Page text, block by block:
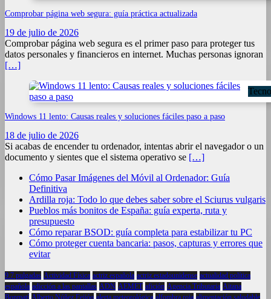
Comprobar página web segura: guía práctica actualizada
19 de julio de 2026
Comprobar página web segura es el primer paso para proteger tus
datos personales y financieros en internet. Muchas personas ignoran
[…]
Windows 11 lento: Causas reales y soluciones fáciles paso a paso
18 de julio de 2026
Si acabas de encender tu ordenador, intentas abrir el navegador o un
documento y sientes que el sistema operativo se […]
Cómo Pasar Imágenes del Móvil al Ordenador: Guía
Definitiva
Ardilla roja: Todo lo que debes saber sobre el Sciurus vulgaris
Pueblos más bonitos de España: guía experta, ruta y
presupuesto
Cómo reparar BSOD: guía completa para estabilizar tu PC
Cómo proteger cuenta bancaria: pasos, capturas y errores que
evitar
9.7 pulgadas Actividad Física actriz española actriz estadounidense actualidad política
española adicción a las pantallas ADN AEMET afición Agencia Tributaria Aitana
Bonmatí Alberto Núñez Feijóo alerta meteorológica alfombra roja alimentación saludable